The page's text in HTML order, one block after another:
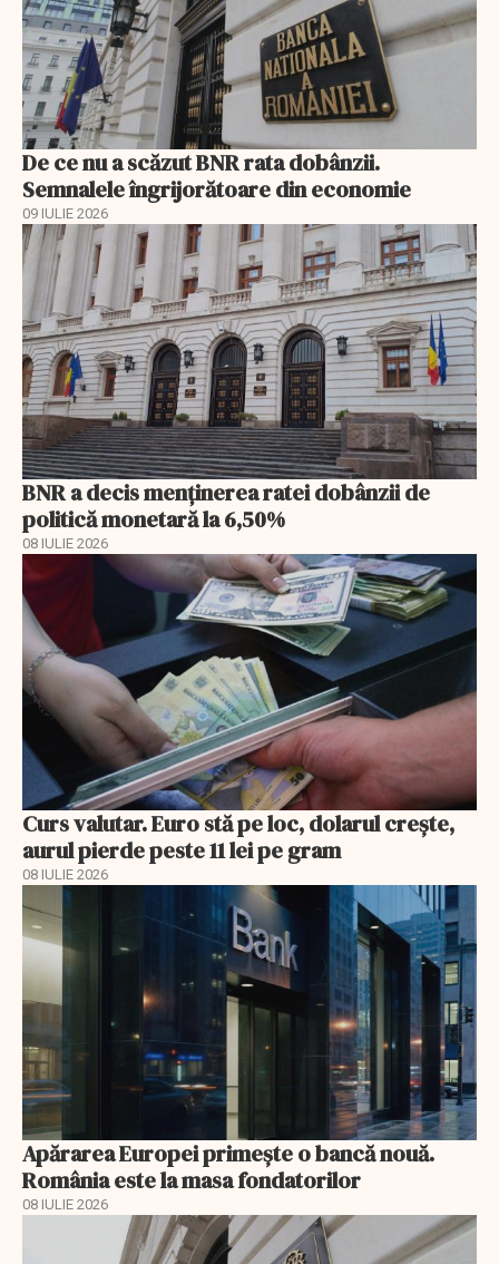
De ce nu a scăzut BNR rata dobânzii.
Semnalele îngrijorătoare din economie
09 IULIE 2026
BNR a decis menţinerea ratei dobânzii de
politică monetară la 6,50%
08 IULIE 2026
Curs valutar. Euro stă pe loc, dolarul crește,
aurul pierde peste 11 lei pe gram
08 IULIE 2026
Apărarea Europei primește o bancă nouă.
România este la masa fondatorilor
08 IULIE 2026